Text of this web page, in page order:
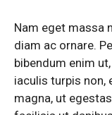
Nam eget massa
diam ac ornare.
bibendum enim
iaculis turpis non,
magna, ut